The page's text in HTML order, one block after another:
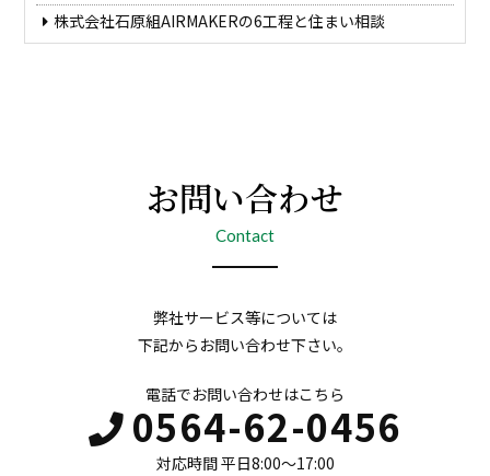
株式会社石原組AIRMAKERの6工程と住まい相談
お問い合わせ
Contact
弊社サービス等については
下記からお問い合わせ下さい。
電話でお問い合わせはこちら
0564-62-0456
対応時間 平日8:00〜17:00